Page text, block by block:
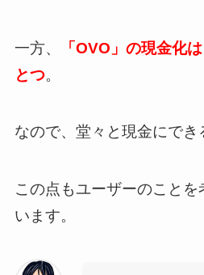
一方、
「OVO」の現金化
とつ。
なので、堂々と現金にでき
この点もユーザーのこと
います。